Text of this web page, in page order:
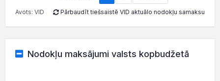
Avots: VID Pārbaudīt tiešsaistē VID aktuālo nodokļu samaksu
Nodokļu maksājumi valsts kopbudžetā